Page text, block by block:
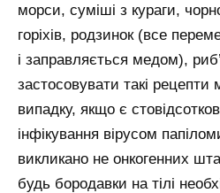
морси, суміші з кураги,
горіхів, родзинок (все
і заправляється медом),
застосовувати такі рецепти
випадку, якщо є
інфікування вірусом
викликано не онкогенних
будь бородавки на тілі